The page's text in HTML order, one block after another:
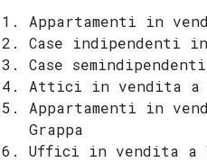
Appartamenti in
Case indipendenti
Case
Attici in vendita a
Appartamenti in
Grappa
Uffici in vendita a